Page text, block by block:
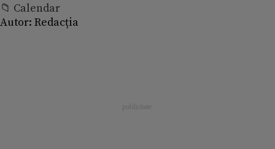
📁 Calendar
Autor: Redacția